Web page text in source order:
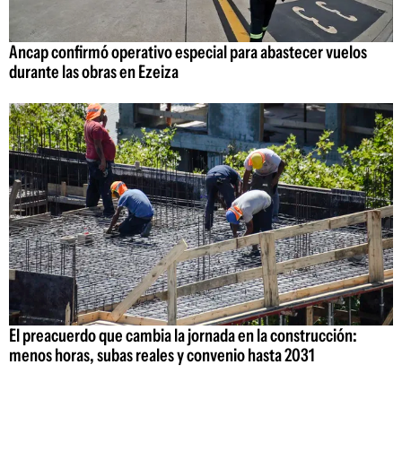
Ancap confirmó operativo especial para abastecer vuelos
durante las obras en Ezeiza
El preacuerdo que cambia la jornada en la construcción:
menos horas, subas reales y convenio hasta 2031